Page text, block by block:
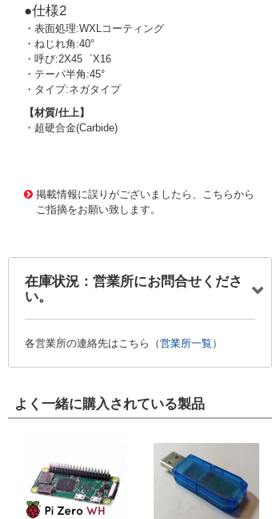
●仕様2
・表面処理:WXLコーティング
・ねじれ角:40°
・呼び:2X45゜X16
・テーパ半角:45°
・タイプ:ネガタイプ
【材質/仕上】
・超硬合金(Carbide)
掲載情報に誤りがございましたら、こちらから
ご指摘をお願い致します。
在庫状況：営業所にお問合せくださ
い。
各営業所の連絡先はこちら（営業所一覧 ）
よく一緒に購入されている製品